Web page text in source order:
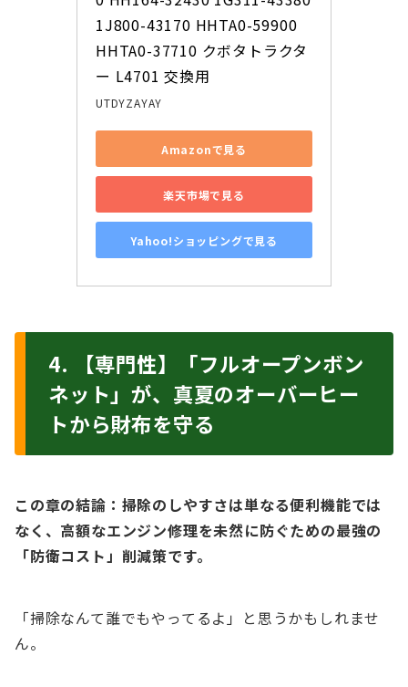
1J800-43170 HHTA0-59900
HHTA0-37710 クボタトラクタ
ー L4701 交換用
UTDYZAYAY
Amazonで見る
楽天市場で見る
Yahoo!ショッピングで見る
4. 【専門性】「フルオープンボン
ネット」が、真夏のオーバーヒー
トから財布を守る
この章の結論：掃除のしやすさは単なる便利機能では
なく、高額なエンジン修理を未然に防ぐための最強の
「防衛コスト」削減策です。
「掃除なんて誰でもやってるよ」と思うかもしれませ
ん。